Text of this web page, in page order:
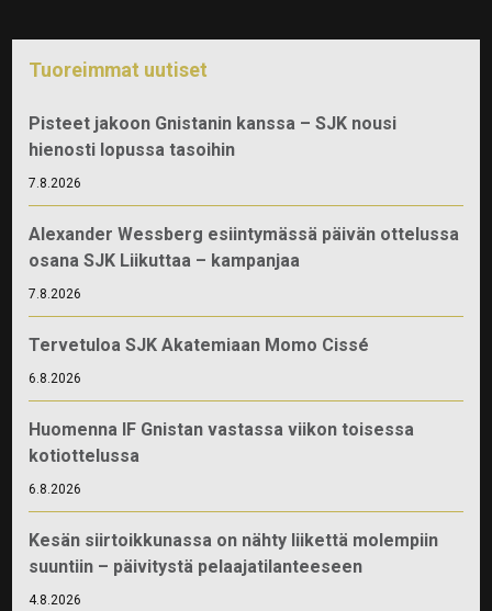
Tuoreimmat uutiset
Pisteet jakoon Gnistanin kanssa – SJK nousi
hienosti lopussa tasoihin
7.8.2026
Alexander Wessberg esiintymässä päivän ottelussa
osana SJK Liikuttaa – kampanjaa
7.8.2026
Tervetuloa SJK Akatemiaan Momo Cissé
6.8.2026
Huomenna IF Gnistan vastassa viikon toisessa
kotiottelussa
6.8.2026
Kesän siirtoikkunassa on nähty liikettä molempiin
suuntiin – päivitystä pelaajatilanteeseen
4.8.2026